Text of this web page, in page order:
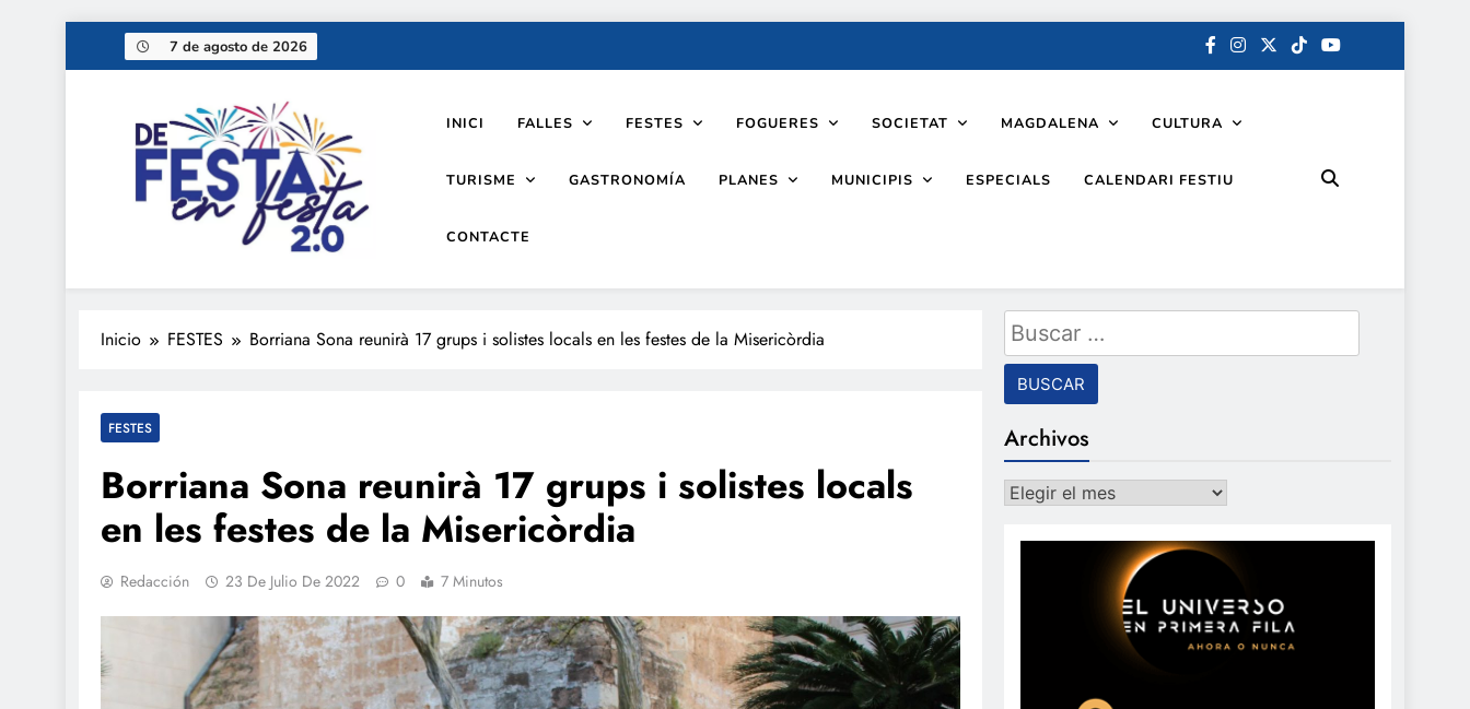
7 de agosto de 2026
De festa en festa 2.0
INICI FALLES FESTES FOGUERES SOCIETAT MAGDALENA CULTURA
TURISME GASTRONOMÍA PLANES MUNICIPIS ESPECIALS CALENDARI FESTIU
CONTACTE
Inicio FESTES Borriana Sona reunirà 17 grups i solistes locals en les festes de la Misericòrdia
FESTES
Borriana Sona reunirà 17 grups i solistes locals
en les festes de la Misericòrdia
Redacción 23 De Julio De 2022 0 7 Minutos
Buscar:
Archivos
Archivos